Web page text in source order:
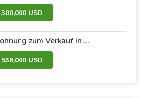
300,000 USD
Wohnung zum Verkauf in Dubai im Avanti Tower Retail-Komplex
538,000 USD